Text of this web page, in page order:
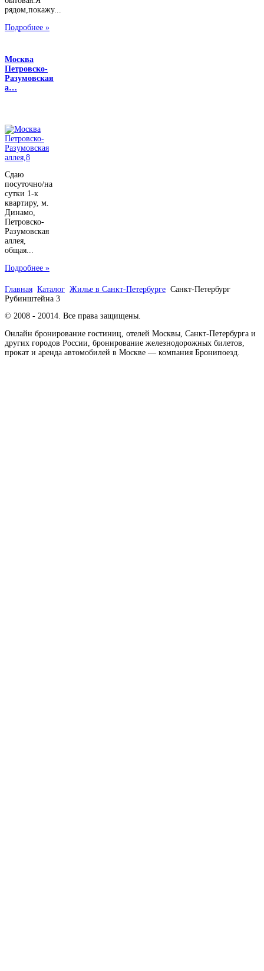
рядом,покажу...
Подробнее »
Москва
Петровско-
Разумовская
а…
Сдаю
посуточно/на
сутки 1-к
квартиру, м.
Динамо,
Петровско-
Разумовская
аллея,
общая...
Подробнее »
Главная Каталог Жилье в Санкт-Петербурге Санкт-Петербург
Рубинштейна 3
© 2008 - 20014. Все права защищены.
Онлайн бронирование гостиниц, отелей Москвы, Санкт-Петербурга и
других городов России, бронирование железнодорожных билетов,
прокат и аренда автомобилей в Москве — компания Бронипоезд.